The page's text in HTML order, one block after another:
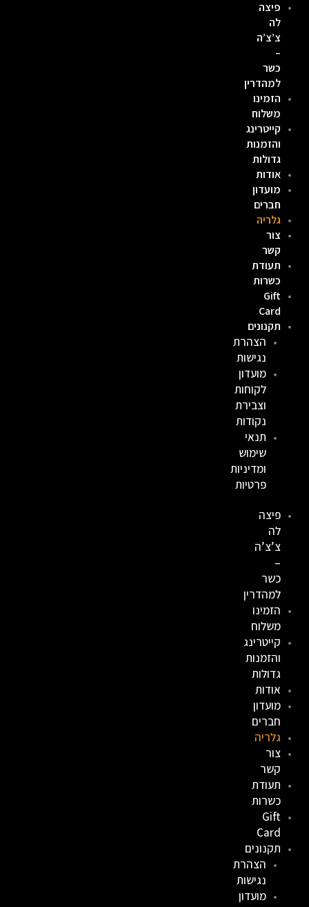
פיצה
לה
צ’צ’ה
–
כשר
למהדרין
הזמינו
משלוח
קייטרינג
והזמנות
גדולות
אודות
מועדון
חברים
גלריה
צור
קשר
תעודת
כשרות
Gift
Card
תקנונים
הצהרת
נגישות
מועדון
לקוחות
וצבירת
נקודות
תנאי
שימוש
ומדיניות
פרטיות
פיצה
לה
צ’צ’ה
–
כשר
למהדרין
הזמינו
משלוח
קייטרינג
והזמנות
גדולות
אודות
מועדון
חברים
גלריה
צור
קשר
תעודת
כשרות
Gift
Card
תקנונים
הצהרת
נגישות
מועדון